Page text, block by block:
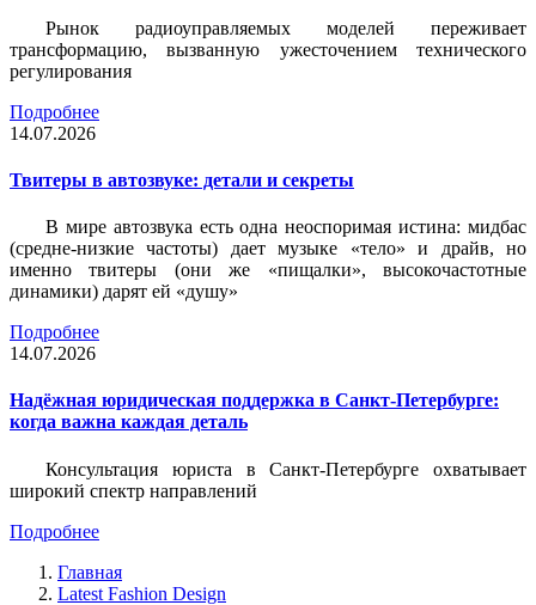
Рынок радиоуправляемых моделей переживает
трансформацию, вызванную ужесточением технического
регулирования
Подробнее
14.07.2026
Твитеры в автозвуке: детали и секреты
В мире автозвука есть одна неоспоримая истина: мидбас
(средне-низкие частоты) дает музыке «тело» и драйв, но
именно твитеры (они же «пищалки», высокочастотные
динамики) дарят ей «душу»
Подробнее
14.07.2026
Надёжная юридическая поддержка в Санкт-Петербурге:
когда важна каждая деталь
Консультация юриста в Санкт-Петербурге охватывает
широкий спектр направлений
Подробнее
Главная
Latest Fashion Design